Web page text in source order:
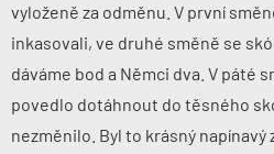
vyloženě za odměnu. V první
inkasovali, ve druhé směně se
dáváme bod a Němci dva. V páté
povedlo dotáhnout do těsného
nezměnilo. Byl to krásný